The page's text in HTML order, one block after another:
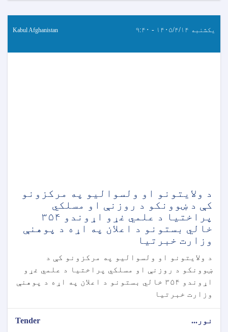
یکشنبه ۱۴۰۵/۴/۱۴ - ۹:۴۰ Kabul Afghanistan
د ولایتونو او ولسوالیو په مرکزونو
کې د ښوونکو د روزنې او مسلکي
پراختیا د علمي غړو اړوندو ۳۵۴
خالي بستونو د اعلان په اړه د پوهنې
وزارت خبرتیا
د ولایتونو او ولسوالیو په مرکزونو کې د
ښوونکو د روزنې او مسلکي پراختیا د علمي غړو
اړوندو ۳۵۴ خالي بستونو د اعلان په اړه د پوهنې
وزارت خبرتیا
نور... Tender